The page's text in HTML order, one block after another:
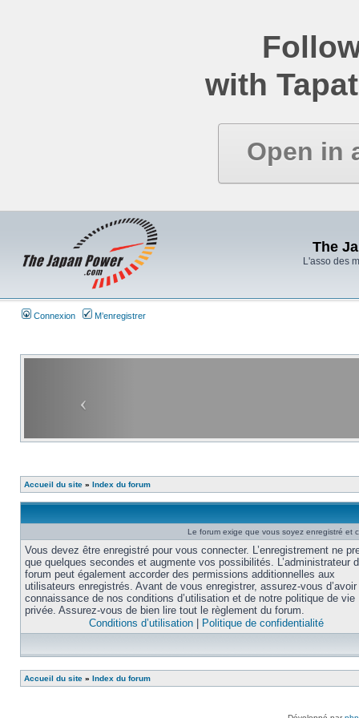
with
Open in
The
L'asso des
Connexion M’enregistrer
Accueil du site » Index du forum
Le forum exige que vous soyez enregistré et
Vous devez être enregistré pour vous connecter. L’enregistrement ne
que quelques secondes et augmente vos possibilités. L’administrateur
forum peut également accorder des permissions additionnelles aux
utilisateurs enregistrés. Avant de vous enregistrer, assurez-vous
connaissance de nos conditions d’utilisation et de notre politique de vie
privée. Assurez-vous de bien lire tout le règlement du forum.
Conditions d’utilisation
Politique de confidentialité
Accueil du site » Index du forum